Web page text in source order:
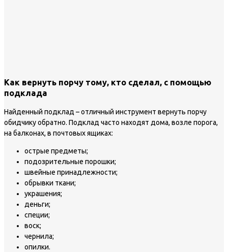
Как вернуть порчу тому, кто сделал, с помощью
подклада
Найденный подклад – отличный инструмент вернуть порчу
обидчику обратно. Подклад часто находят дома, возле порога,
на балконах, в почтовых ящиках:
острые предметы;
подозрительные порошки;
швейные принадлежности;
обрывки ткани;
украшения;
деньги;
специи;
воск;
чернила;
опилки.